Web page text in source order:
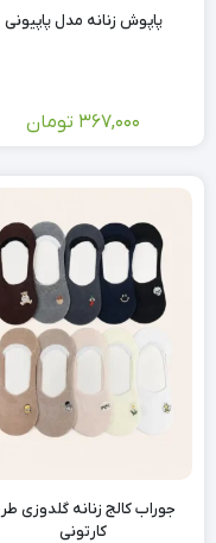
پاپوش زنانه مدل پاپیونی
367,000 تومان
جوراب کالج زنانه گلدوزی
کارتونی